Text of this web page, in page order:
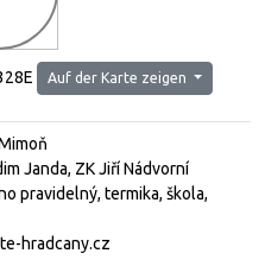
Auf der Karte zeigen
Janda, ZK Jiří Nádvorní
pravidelný, termika, škola,
hradcany.cz